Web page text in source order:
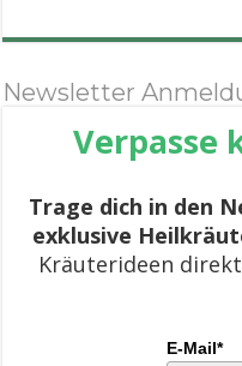
Newsletter
Verpasse
Trage dich in den
exklusive
Kräuterideen
E-Mail*